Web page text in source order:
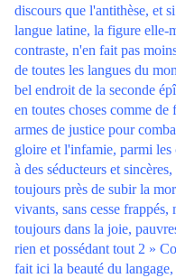
discours que l'antithèse, et
langue latine, la figure elle-
contraste, n'en fait pas
de toutes les langues du
bel endroit de la seconde
en toutes choses comme
armes de justice pour
gloire et l'infamie, parmi les
à des séducteurs et
toujours près de subir la
vivants, sans cesse
toujours dans la joie,
rien et possédant tout 2 »
fait ici la beauté du